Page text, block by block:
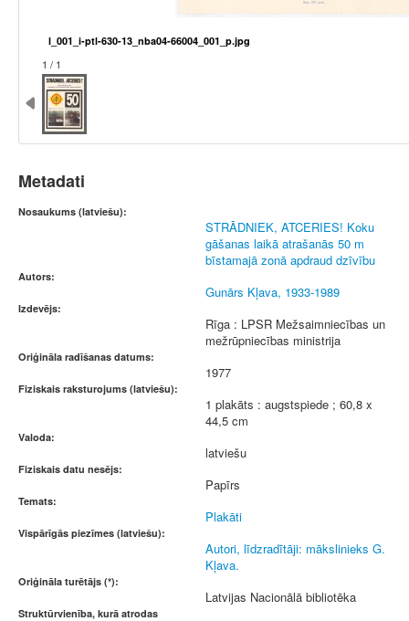
l_001_i-ptl-630-13_nba04-66004_001_p.jpg
1 / 1
Metadati
Nosaukums (latviešu):
STRĀDNIEK, ATCERIES! Koku
gāšanas laikā atrašanās 50 m
bīstamajā zonā apdraud dzīvību
Autors:
Gunārs Kļava, 1933-1989
Izdevējs:
Rīga : LPSR Mežsaimniecības un
mežrūpniecības ministrija
Oriģināla radīšanas datums:
1977
Fiziskais raksturojums (latviešu):
1 plakāts : augstspiede ; 60,8 x
44,5 cm
Valoda:
latviešu
Fiziskais datu nesējs:
Papīrs
Temats:
Plakāti
Vispārīgās piezīmes (latviešu):
Autori, līdzradītāji: mākslinieks G.
Kļava.
Oriģināla turētājs (*):
Latvijas Nacionālā bibliotēka
Struktūrvienība, kurā atrodas